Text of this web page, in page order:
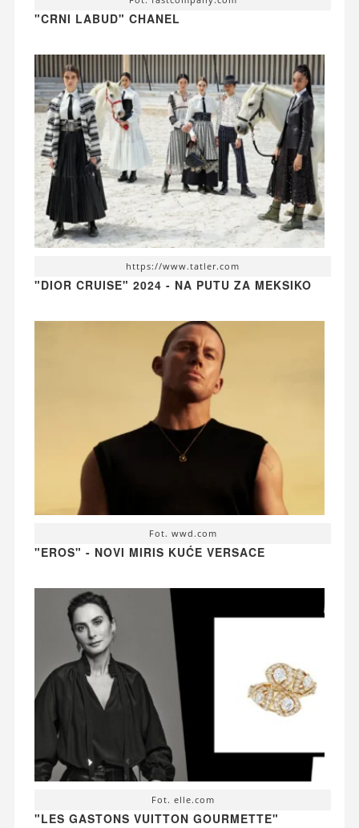
"CRNI LABUD" CHANEL
https://www.tatler.com
"DIOR CRUISE" 2024 - NA PUTU ZA MEKSIKO
Fot. wwd.com
"EROS" - NOVI MIRIS KUĆE VERSACE
Fot. elle.com
"LES GASTONS VUITTON GOURMETTE"